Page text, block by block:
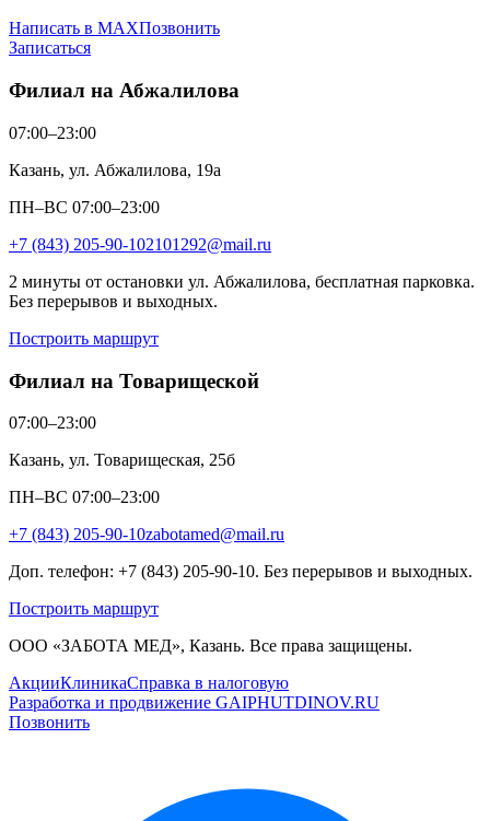
Написать в MAXПозвонить
Записаться
Филиал на Абжалилова
07:00–23:00
Казань, ул. Абжалилова, 19а
ПН–ВС 07:00–23:00
+7 (843) 205-90-102101292@mail.ru
2 минуты от остановки ул. Абжалилова, бесплатная парковка.
Без перерывов и выходных.
Построить маршрут
Филиал на Товарищеской
07:00–23:00
Казань, ул. Товарищеская, 25б
ПН–ВС 07:00–23:00
+7 (843) 205-90-10zabotamed@mail.ru
Доп. телефон: +7 (843) 205-90-10. Без перерывов и выходных.
Построить маршрут
ООО «ЗАБОТА МЕД», Казань. Все права защищены.
АкцииКлиникаСправка в налоговую
Разработка и продвижение GAIPHUTDINOV.RU
Позвонить